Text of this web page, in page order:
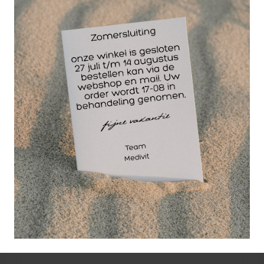
gebruikssituatie.
De ergonomisch gevormde schouderbanden en het
handvat zorgen voor prettig draagcomfort, zelfs
wanneer de rugtas volledig gevuld is. Dit maakt de
Heka EHBO rugtas blauw ideaal voor gebruik in
sportclubs, scholen, bouwplaatsen, zorginstellingen
en op andere locaties waar snel medische hulp
geboden moet kunnen worden.
Wellicht ook interessant